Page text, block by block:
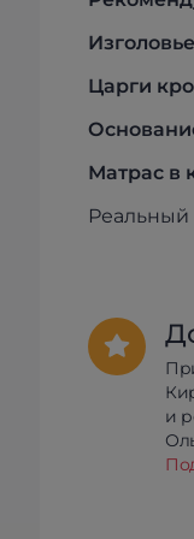
Царги
Матрас в
Реальный
и